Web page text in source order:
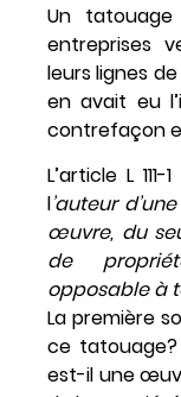
Un
entreprises
leurs lignes
en avait eu
contrefaçon
L’article L
l’auteur
œuvre, du
de
opposable à
La première
ce
est-il une